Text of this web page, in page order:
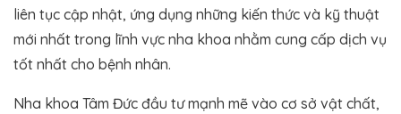
liên tục cập nhật, ứng dụng những kiến thức và kỹ thuật
mới nhất trong lĩnh vực nha khoa nhằm cung cấp dịch vụ
tốt nhất cho bệnh nhân​.
Nha khoa Tâm Đức đầu tư mạnh mẽ vào cơ sở vật chất,